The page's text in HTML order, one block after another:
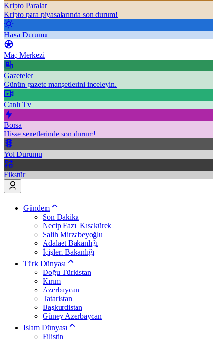
Kripto Paralar
Kripto para piyasalarında son durum!
Hava Durumu
Maç Merkezi
Gazeteler
Günün gazete manşetlerini inceleyin.
Canlı Tv
Borsa
Hisse senetlerinde son durum!
Yol Durumu
Fikstür
Gündem
Son Dakika
Necip Fazıl Kısakürek
Salih Mirzabeyoğlu
Adalaet Bakanlığı
İçişleri Bakanlığı
Türk Dünyası
Doğu Türkistan
Kırım
Azerbaycan
Tataristan
Başkurdistan
Güney Azerbaycan
İslam Dünyası
Filistin